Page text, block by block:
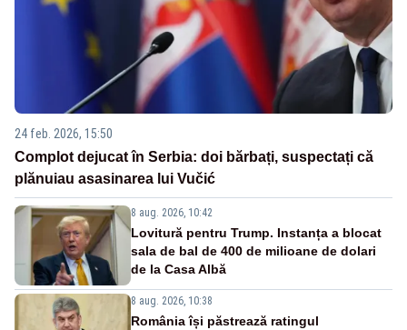
24 feb. 2026, 15:50
Complot dejucat în Serbia: doi bărbați, suspectați că
plănuiau asasinarea lui Vučić
8 aug. 2026, 10:42
Lovitură pentru Trump. Instanța a blocat
sala de bal de 400 de milioane de dolari
de la Casa Albă
8 aug. 2026, 10:38
România își păstrează ratingul